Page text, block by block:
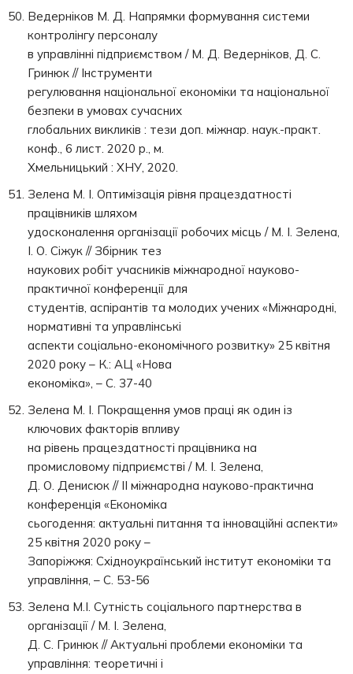
Ведерніков М. Д. Напрямки формування системи
контролінгу персоналу
в управлінні підприємством / М. Д. Ведерніков, Д. С.
Гринюк // Інструменти
регулювання національної економіки та національної
безпеки в умовах сучасних
глобальних викликів : тези доп. міжнар. наук.-практ.
конф., 6 лист. 2020 р., м.
Хмельницький : ХНУ, 2020.
Зелена М. І. Оптимізація рівня працездатності
працівників шляхом
удосконалення організації робочих місць / М. І. Зелена,
І. О. Сіжук // Збірник тез
наукових робіт учасників міжнародної науково-
практичної конференції для
студентів, аспірантів та молодих учених «Міжнародні,
нормативні та управлінські
аспекти соціально-економічного розвитку» 25 квітня
2020 року – К.: АЦ «Нова
економіка», – С. 37-40
Зелена М. І. Покращення умов праці як один із
ключових факторів впливу
на рівень працездатності працівника на
промисловому підприємстві / М. І. Зелена,
Д. О. Денисюк // ІІ міжнародна науково-практична
конференція «Економіка
сьогодення: актуальні питання та інноваційні аспекти»
25 квітня 2020 року –
Запоріжжя: Східноукраїнський інститут економіки та
управління, – С. 53-56
Зелена М.І. Сутність соціального партнерства в
організації / М. І. Зелена,
Д. С. Гринюк // Актуальні проблеми економіки та
управління: теоретичні і